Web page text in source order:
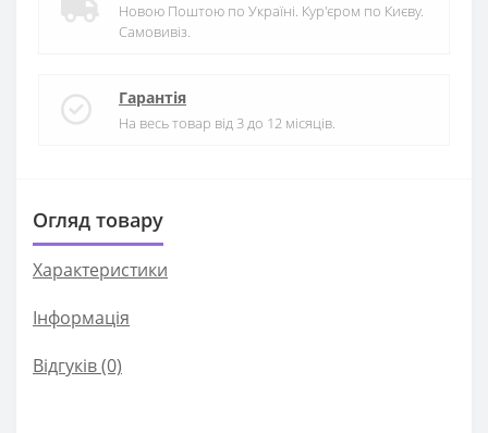
Новою Поштою по Україні. Кур'єром по Києву.
Самовивіз.
Гарантія
На весь товар від 3 до 12 місяців.
Огляд товару
Характеристики
Iнформація
Відгуків (0)